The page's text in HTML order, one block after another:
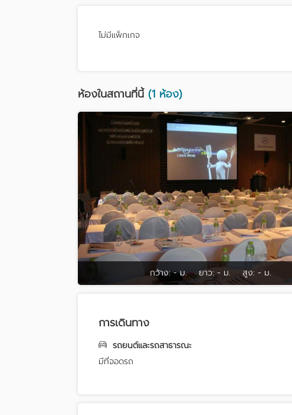
ไม่มีแพ็กเกจ
ห้องในสถานที่นี้(1 ห้อง)
กว้าง: - ม. ยาว: - ม. สูง: - ม.
การเดินทาง
รถยนต์และรถสาธารณะ
มีที่จอดรถ